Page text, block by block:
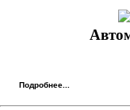
Подробнее...